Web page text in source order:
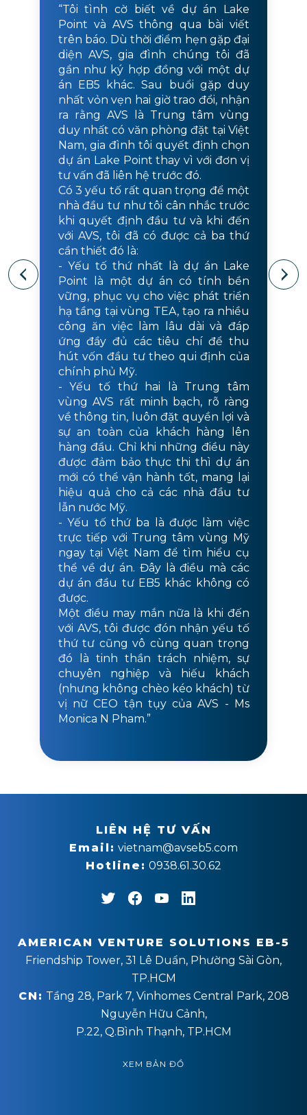
“Tôi tình cờ biết về dự án Lake
Point và AVS thông qua bài viết
trên báo. Dù thời điểm hẹn gặp đại
diện AVS, gia đình chúng tôi đã
gần như ký hợp đồng với một dự
án EB5 khác. Sau buổi gặp duy
nhất vỏn vẹn hai giờ trao đổi, nhận
ra rằng AVS là Trung tâm vùng
duy nhất có văn phòng đặt tại Việt
Nam, gia đình tôi quyết định chọn
dự án Lake Point thay vì với đơn vị
tư vấn đã liên hệ trước đó.
Có 3 yếu tố rất quan trọng để một
nhà đầu tư như tôi cân nhắc trước
khi quyết định đầu tư và khi đến
với AVS, tôi đã có được cả ba thứ
cần thiết đó là:
- Yếu tố thứ nhất là dự án Lake
Point là một dự án có tính bền
vững, phục vụ cho việc phát triển
hạ tầng tại vùng TEA, tạo ra nhiều
công ăn việc làm lâu dài và đáp
ứng đầy đủ các tiêu chí để thu
hút vốn đầu tư theo qui định của
chính phủ Mỹ.
- Yếu tố thứ hai là Trung tâm
vùng AVS rất minh bạch, rõ ràng
về thông tin, luôn đặt quyền lợi và
sự an toàn của khách hàng lên
hàng đầu. Chỉ khi những điều này
được đảm bảo thực thi thì dự án
mới có thể vận hành tốt, mang lại
hiệu quả cho cả các nhà đầu tư
lẫn nước Mỹ.
- Yếu tố thứ ba là được làm việc
trực tiếp với Trung tâm vùng Mỹ
ngay tại Việt Nam để tìm hiểu cụ
thể về dự án. Đây là điều mà các
dự án đầu tư EB5 khác không có
được.
Một điều may mắn nữa là khi đến
với AVS, tôi được đón nhận yếu tố
thứ tư cũng vô cùng quan trọng
đó là tinh thần trách nhiệm, sự
chuyên nghiệp và hiếu khách
(nhưng không chèo kéo khách) từ
vị nữ CEO tận tụy của AVS - Ms
Monica N Pham.”
LIÊN HỆ TƯ VẤN
Email: vietnam@avseb5.com
Hotline: 0938.61.30.62
AMERICAN VENTURE SOLUTIONS EB-5
Friendship Tower, 31 Lê Duẩn, Phường Sài Gòn,
TP.HCM
CN: Tầng 28, Park 7, Vinhomes Central Park, 208
Nguyễn Hữu Cảnh,
P.22, Q.Bình Thạnh, TP.HCM
XEM BẢN ĐỒ